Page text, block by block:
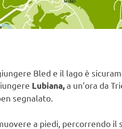
Bled e il lago è
Lubiana,a un’ora da
segnalato.
a piedi, percorrendo